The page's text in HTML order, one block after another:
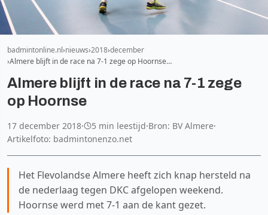
badmintonline.nl nieuws 2018 december
Almere blijft in de race na 7-1 zege op Hoornse…
Almere blijft in de race na 7-1 zege
op Hoornse
17 december 2018· 5 min leestijd·Bron: BV Almere·
Artikelfoto: badmintonenzo.net
Het Flevolandse Almere heeft zich knap hersteld na
de nederlaag tegen DKC afgelopen weekend.
Hoornse werd met 7-1 aan de kant gezet.